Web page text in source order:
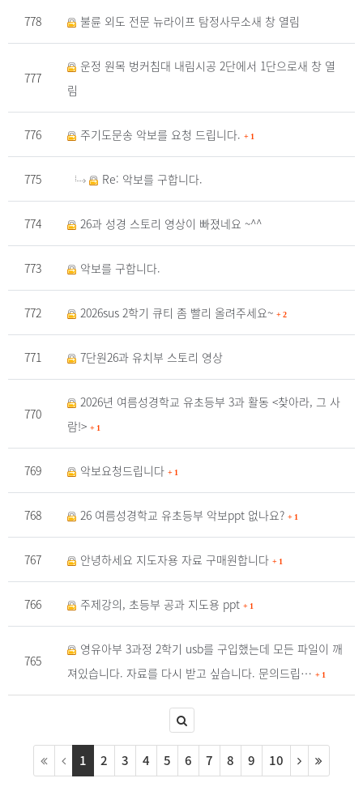
778 불륜 외도 전문 뉴라이프 탐정사무소새 창 열림
777
운정 원목 벙커침대 내림시공 2단에서 1단으로새 창 열
림
776 주기도문송 악보를 요청 드립니다. + 1
775 Re: 악보를 구합니다.
774 26과 성경 스토리 영상이 빠졌네요 ~^^
773 악보를 구합니다.
772 2026sus 2학기 큐티 좀 빨리 올려주세요~ + 2
771 7단원26과 유치부 스토리 영상
770
2026년 여름성경학교 유초등부 3과 활동 <찾아라, 그 사
람!> + 1
769 악보요청드립니다 + 1
768 26 여름성경학교 유초등부 악보ppt 없나요? + 1
767 안녕하세요 지도자용 자료 구매원합니다 + 1
766 주제강의, 초등부 공과 지도용 ppt + 1
765
영유아부 3과정 2학기 usb를 구입했는데 모든 파일이 깨
져있습니다. 자료를 다시 받고 싶습니다. 문의드립… + 1
1 2 3 4 5 6 7 8 9 10